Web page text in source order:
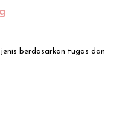
berdasarkan tugas dan